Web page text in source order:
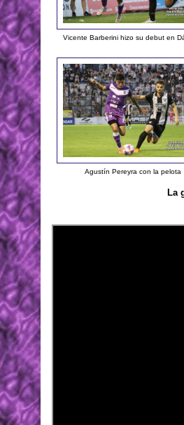
Vicente Barberini hizo su debut en
Agustín Pereyra con la pelota
La